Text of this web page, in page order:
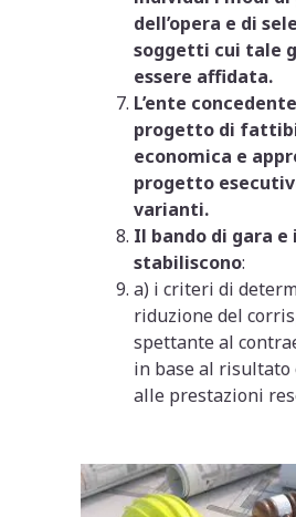
dell’opera e di
soggetti cui tale
essere affidata.
L’ente
progetto di
economica e
progetto
varianti.
Il bando di gara
stabiliscono:
a) i criteri di
riduzione del
spettante al
in base al
alle prestazioni